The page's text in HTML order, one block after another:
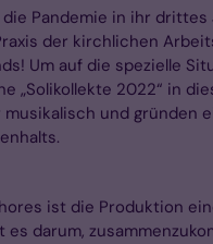
Pandemie in ihr
der kirchlichen
Um auf die spezielle
„Solikollekte 2022“ in
musikalisch und gründen
ist die Produktion
es darum,